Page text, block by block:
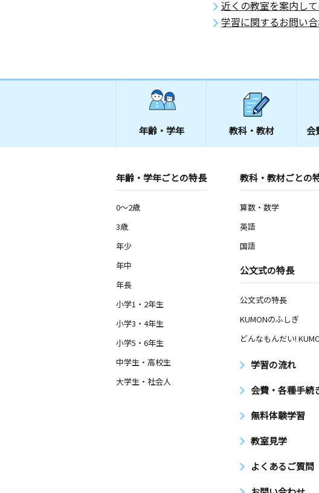
近くの教室を案内し
学習に関するお問い
年齢・学年 教科・教材 会
年齢・学年ごとの特長
0～2歳
3歳
年少
年中
年長
小学1・2年生
小学3・4年生
小学5・6年生
中学生・高校生
大学生・社会人
教科・教材ごとの
算数・数学
英語
国語
公文式の特長
公文式の特長
KUMONのふしぎ
どんなもんだい!
学習の流れ
会費・各種手続
無料体験学習
教室見学
よくあるご質問